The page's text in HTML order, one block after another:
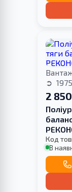
2
Код
В